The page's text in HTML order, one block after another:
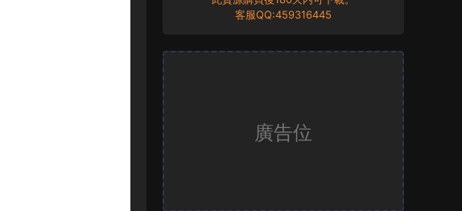
客服QQ:459316445
廣告位